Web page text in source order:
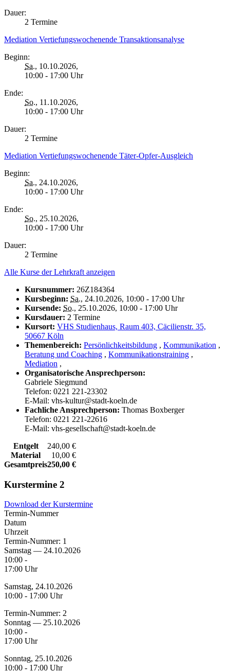
Dauer:
2 Termine
Mediation Vertiefungswochenende Transaktionsanalyse
Beginn:
Sa., 10.10.2026,
10:00 - 17:00 Uhr
Ende:
So., 11.10.2026,
10:00 - 17:00 Uhr
Dauer:
2 Termine
Mediation Vertiefungswochenende Täter-Opfer-Ausgleich
Beginn:
Sa., 24.10.2026,
10:00 - 17:00 Uhr
Ende:
So., 25.10.2026,
10:00 - 17:00 Uhr
Dauer:
2 Termine
Alle Kurse der Lehrkraft anzeigen
Kursnummer: 26Z184364
Kursbeginn: Sa., 24.10.2026, 10:00 - 17:00 Uhr
Kursende: So., 25.10.2026, 10:00 - 17:00 Uhr
Kursdauer: 2 Termine
Kursort: VHS Studienhaus, Raum 403, Cäcilienstr. 35,
50667 Köln
Themenbereich: Persönlichkeitsbildung , Kommunikation ,
Beratung und Coaching , Kommunikationstraining ,
Mediation ,
Organisatorische Ansprechperson:
Gabriele Siegmund
Telefon: 0221 221-23302
E-Mail: vhs-kultur@stadt-koeln.de
Fachliche Ansprechperson: Thomas Boxberger
Telefon: 0221 221-22616
E-Mail: vhs-gesellschaft@stadt-koeln.de
Entgelt
240,00 €
Material
10,00 €
Gesamtpreis250,00 €
Kurstermine 2
Download der Kurstermine
Termin-Nummer
Datum
Uhrzeit
Termin-Nummer: 1
Samstag — 24.10.2026
10:00 -
17:00 Uhr
Samstag, 24.10.2026
10:00 - 17:00 Uhr
Termin-Nummer: 2
Sonntag — 25.10.2026
10:00 -
17:00 Uhr
Sonntag, 25.10.2026
10:00 - 17:00 Uhr